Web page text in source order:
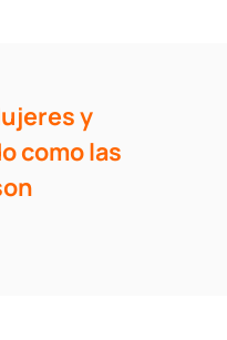
y
como las